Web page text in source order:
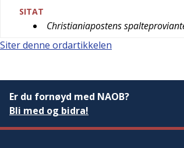
SITAT
Christianiapostens
Siter denne ordartikkelen
Er du fornøyd med NAOB?
Bli med og bidra!